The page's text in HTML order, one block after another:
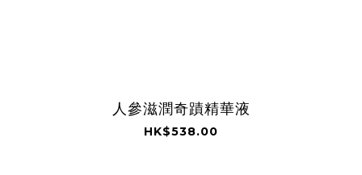
人參滋潤奇蹟精華液
HK$538.00